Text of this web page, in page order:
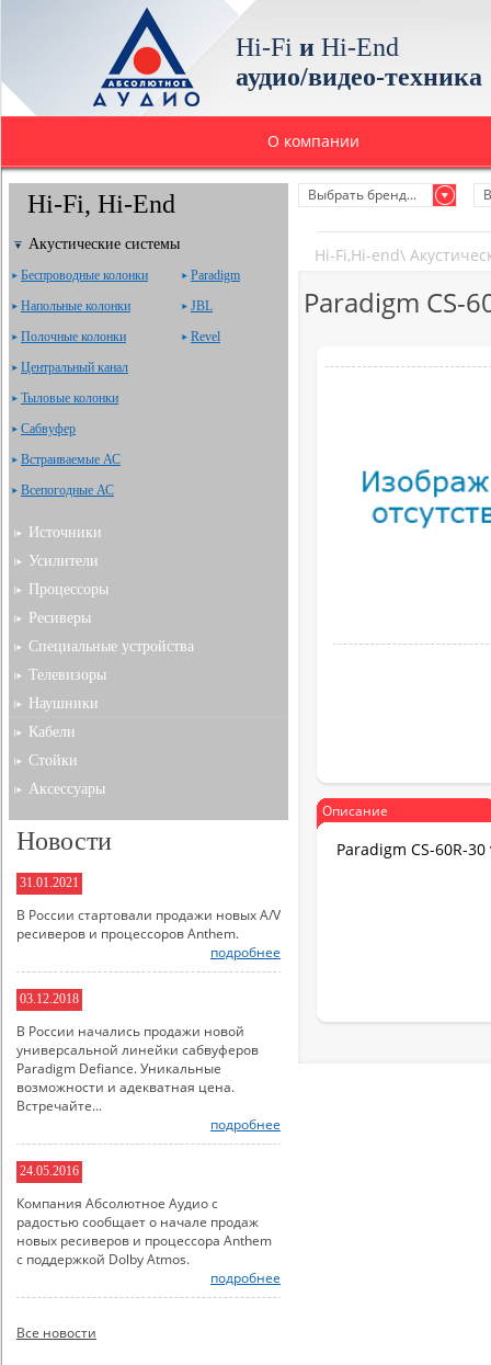
Hi-Fi и Hi-End
аудио/видео-техника
О компании
Выбрать бренд...
Hi-Fi,Hi-end\
Paradigm CS-
Описание
Paradigm CS-60R-
Hi-Fi, Hi-End
Акустические системы
Беспроводные колонки
Напольные колонки
Полочные колонки
Центральный канал
Тыловые колонки
Сабвуфер
Встраиваемые АС
Всепогодные АС
Paradigm
JBL
Revel
Источники
Усилители
Процессоры
Ресиверы
Специальные устройства
Телевизоры
Наушники
Кабели
Стойки
Аксессуары
Новости
31.01.2021
В России стартовали продажи новых A/V
ресиверов и процессоров Anthem.
подробнее
03.12.2018
В России начались продажи новой
универсальной линейки сабвуферов
Paradigm Defiance. Уникальные
возможности и адекватная цена.
Встречайте...
подробнее
24.05.2016
Компания Абсолютное Аудио с
радостью сообщает о начале продаж
новых ресиверов и процессора Anthem
с поддержкой Dolby Atmos.
подробнее
Все новости